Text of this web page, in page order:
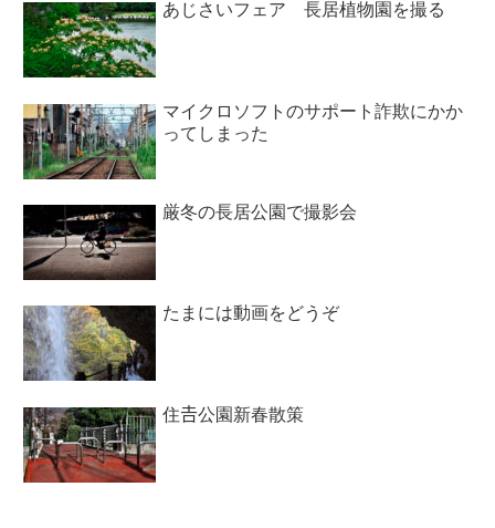
あじさいフェア 長居植物園を撮る
マイクロソフトのサポート詐欺にかか
ってしまった
厳冬の長居公園で撮影会
たまには動画をどうぞ
住𠮷公園新春散策